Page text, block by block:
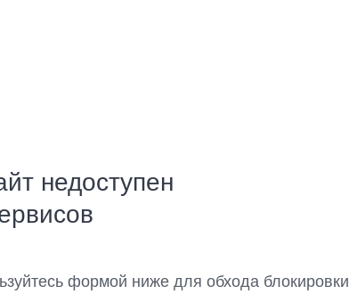
недоступен
формой ниже для обхода блокировки